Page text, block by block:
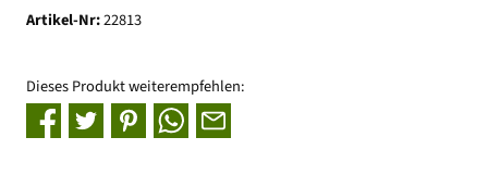
Artikel-Nr:22813
Dieses Produkt weiterempfehlen: